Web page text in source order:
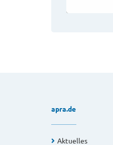
apra.de
Aktuelles